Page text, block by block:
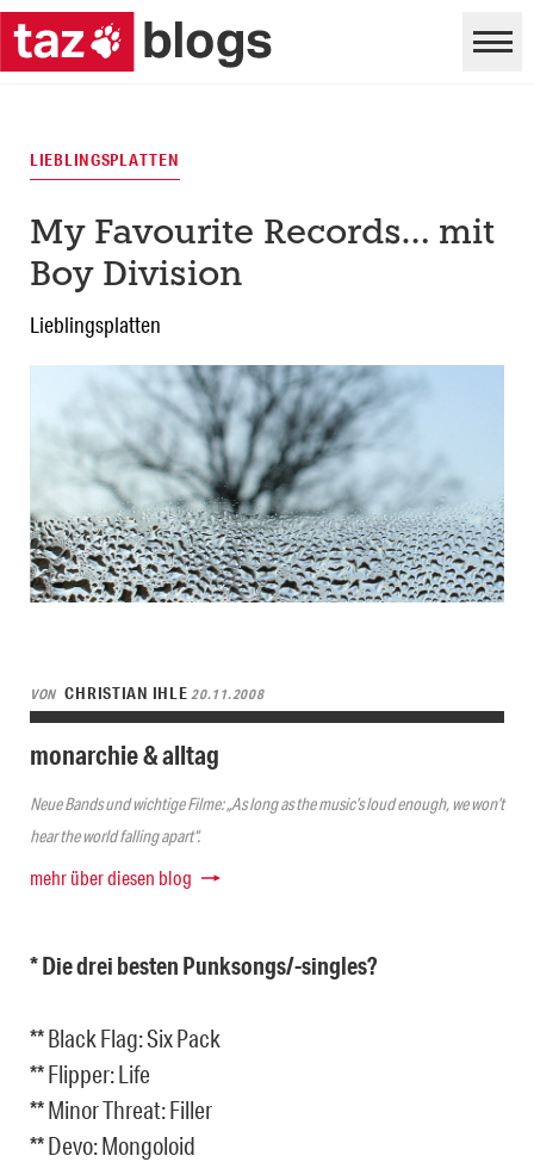
LIEBLINGSPLATTEN
My Favourite Records… mit
Boy Division
Lieblingsplatten
VON CHRISTIAN IHLE20.11.2008
monarchie & alltag
Neue Bands und wichtige Filme: „As long as the music’s loud enough, we won’t
hear the world falling apart“.
mehr über diesen blog
* Die drei besten Punksongs/-singles?
** Black Flag: Six Pack
** Flipper: Life
** Minor Threat: Filler
** Devo: Mongoloid